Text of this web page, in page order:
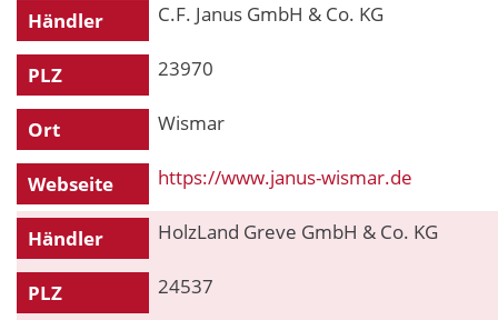
Händler C.F. Janus GmbH & Co. KG
PLZ 23970
Ort Wismar
Webseite https://www.janus-wismar.de
Händler HolzLand Greve GmbH & Co. KG
PLZ 24537